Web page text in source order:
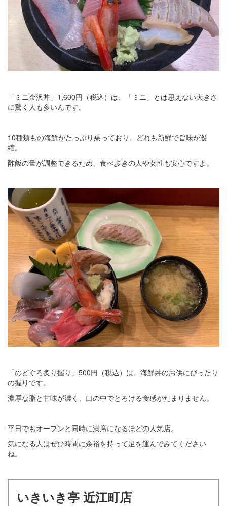
「ミニ金沢丼」1,600円（税込）は、「ミニ」とは思えない大きさ
に驚く人も多いんです。
10種類もの海鮮がたっぷり乗っており、どれも新鮮で旨味が凝
縮。
酢飯の量が調整できるため、食べ歩きの人や女性も安心ですよ。
「のどぐろ炙り握り」500円（税込）は、海鮮丼のお供にぴったり
の握りです。
濃厚な脂と甘味が濃く、口の中でとろける食感がたまりません。
平日でもオープンと同時に満席になるほどの人気店。
気になる人はぜひ時間に余裕を持って足を運んでみてください
ね。
いきいき亭 近江町店